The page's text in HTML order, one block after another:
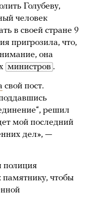
Голубеву,
человек
в своей стране 9
пригрозила, что,
она
министров .
свой пост.
решил
мой последний
дел», —
полиция
памятнику, чтобы